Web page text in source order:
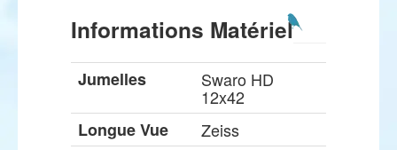
Informations Matériel
Jumelles Swaro HD
12x42
Longue Vue
Zeiss